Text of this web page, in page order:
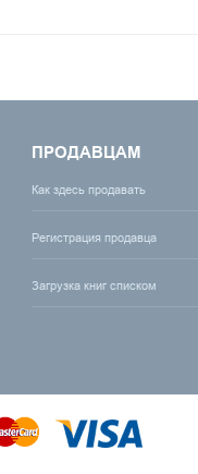
ПРОДАВЦАМ
Как здесь продавать
Регистрация продавца
Загрузка книг списком